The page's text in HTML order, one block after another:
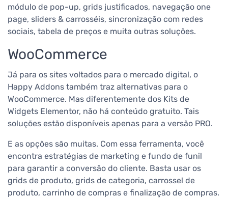
módulo de pop-up, grids justificados, navegação one
page, sliders & carrosséis, sincronização com redes
sociais, tabela de preços e muita outras soluções.
WooCommerce
Já para os sites voltados para o mercado digital, o
Happy Addons também traz alternativas para o
WooCommerce. Mas diferentemente dos Kits de
Widgets Elementor, não há conteúdo gratuito. Tais
soluções estão disponíveis apenas para a versão PRO.
E as opções são muitas. Com essa ferramenta, você
encontra estratégias de marketing e fundo de funil
para garantir a conversão do cliente. Basta usar os
grids de produto, grids de categoria, carrossel de
produto, carrinho de compras e finalização de compras.